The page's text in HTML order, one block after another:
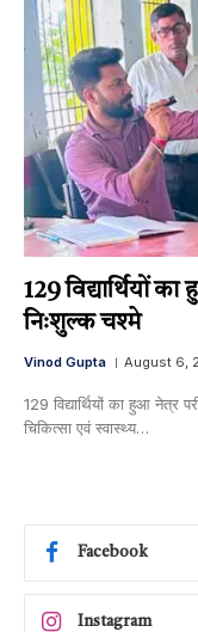
129 विद्यार्थियों
निःशुल्क चश्मे
Vinod Gupta August 6,
129 विद्यार्थियों का हुआ नेत्र
चिकित्सा एवं स्वास्थ्य…
Facebook
Instagram